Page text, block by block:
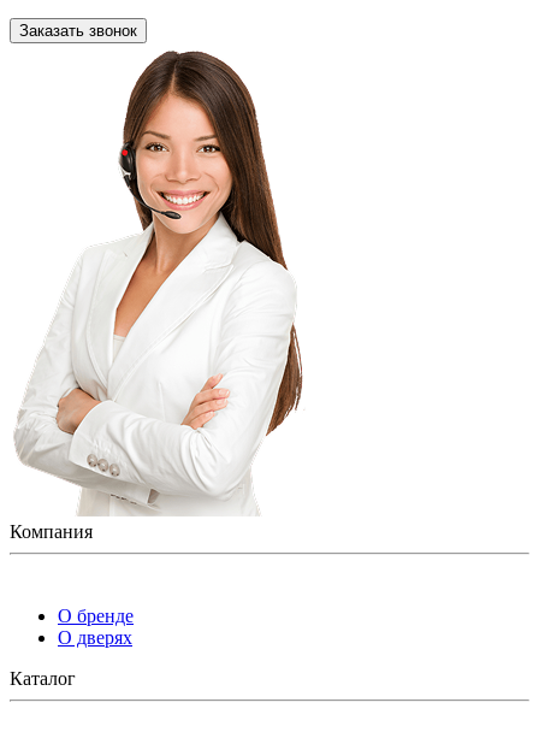
Заказать звонок
Компания
О бренде
О дверях
Каталог